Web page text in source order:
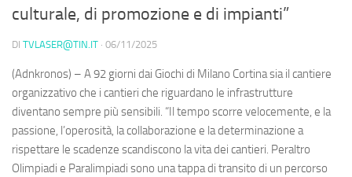
culturale, di promozione e di impianti”
DI TVLASER@TIN.IT · 06/11/2025
(Adnkronos) – A 92 giorni dai Giochi di Milano Cortina sia il cantiere
organizzativo che i cantieri che riguardano le infrastrutture
diventano sempre più sensibili. “Il tempo scorre velocemente, e la
passione, l’operosità, la collaborazione e la determinazione a
rispettare le scadenze scandiscono la vita dei cantieri. Peraltro
Olimpiadi e Paralimpiadi sono una tappa di transito di un percorso